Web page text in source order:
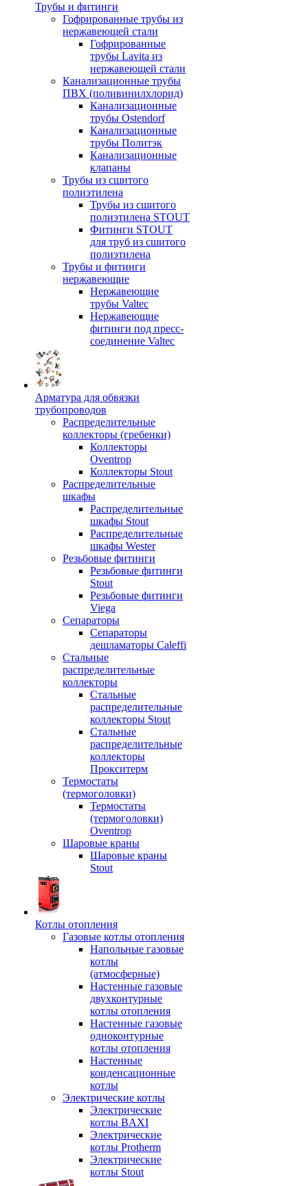
Трубы и фитинги
Гофрированные трубы из
нержавеющей стали
Гофрированные
трубы Lavita из
нержавеющей стали
Канализационные трубы
ПВХ (поливинилхлорид)
Канализационные
трубы Ostendorf
Канализационные
трубы Политэк
Канализационные
клапаны
Трубы из сшитого
полиэтилена
Трубы из сшитого
полиэтилена STOUT
Фитинги STOUT
для труб из сшитого
полиэтилена
Трубы и фитинги
нержавеющие
Нержавеющие
трубы Valtec
Нержавеющие
фитинги под пресс-
соединение Valtec
Арматура для обвязки
трубопроводов
Распределительные
коллекторы (гребенки)
Коллекторы
Oventrop
Коллекторы Stout
Распределительные
шкафы
Распределительные
шкафы Stout
Распределительные
шкафы Wester
Резьбовые фитинги
Резьбовые фитинги
Stout
Резьбовые фитинги
Viega
Сепараторы
Сепараторы
дешламаторы Caleffi
Стальные
распределительные
коллекторы
Стальные
распределительные
коллекторы Stout
Стальные
распределительные
коллекторы
Прокситерм
Термостаты
(термоголовки)
Термостаты
(термоголовки)
Oventrop
Шаровые краны
Шаровые краны
Stout
Котлы отопления
Газовые котлы отопления
Напольные газовые
котлы
(атмосферные)
Настенные газовые
двухконтурные
котлы отопления
Настенные газовые
одноконтурные
котлы отопления
Настенные
конденсационные
котлы
Электрические котлы
Электрические
котлы BAXI
Электрические
котлы Protherm
Электрические
котлы Stout